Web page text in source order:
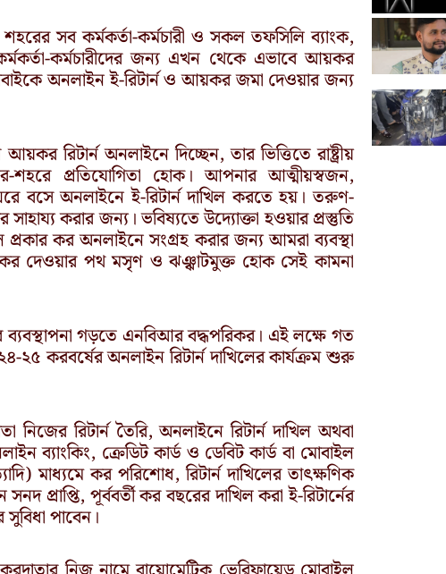
সব কর্মকর্তা-কর্মচারী ও সকল তফসিলি ব্যাংক,
কর্মচারীদের জন্য এখন থেকে এভাবে আয়কর
অনলাইন ই-রিটার্ন ও আয়কর জমা দেওয়ার জন্য
রিটার্ন অনলাইনে দিচ্ছেন, তার ভিত্তিতে রাষ্ট্রীয়
শহরে প্রতিযোগিতা হোক। আপনার আত্মীয়স্বজন,
বসে অনলাইনে ই-রিটার্ন দাখিল করতে হয়। তরুণ-
করার জন্য। ভবিষ্যতে উদ্যোক্তা হওয়ার প্রস্তুতি
কর অনলাইনে সংগ্রহ করার জন্য আমরা ব্যবস্থা
দেওয়ার পথ মসৃণ ও ঝঞ্ঝাটমুক্ত হোক সেই কামনা
ব্যবস্থাপনা গড়তে এনবিআর বদ্ধপরিকর। এই লক্ষে গত
২৫ করবর্ষের অনলাইন রিটার্ন দাখিলের কার্যক্রম শুরু
নিজের রিটার্ন তৈরি, অনলাইনে রিটার্ন দাখিল অথবা
ব্যাংকিং, ক্রেডিট কার্ড ও ডেবিট কার্ড বা মোবাইল
মাধ্যমে কর পরিশোধ, রিটার্ন দাখিলের তাৎক্ষণিক
প্রাপ্তি, পূর্ববর্তী কর বছরের দাখিল করা ই-রিটার্নের
সুবিধা পাবেন।